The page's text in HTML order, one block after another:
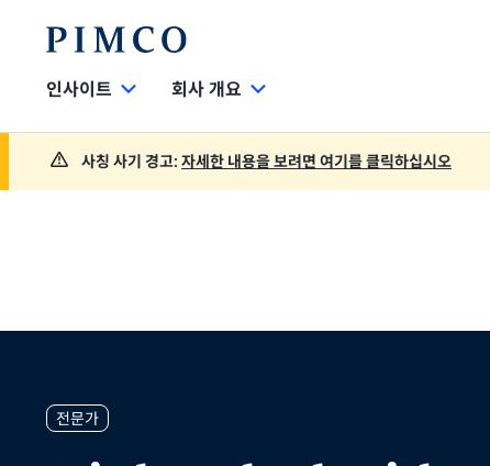
인사이트 회사 개요
사칭 사기 경고: 자세한 내용을 보려면 여기를 클릭하십시오
전문가